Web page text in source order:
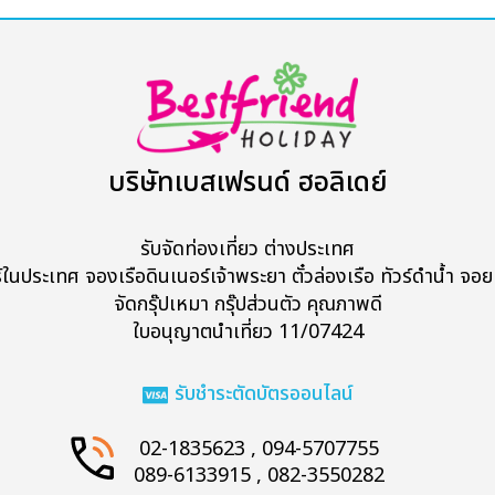
Search
บริษัทเบสเฟรนด์ ฮอลิเดย์
รับจัดท่องเที่ยว ต่างประเทศ
นประเทศ จองเรือดินเนอร์เจ้าพระยา ตั๋วล่องเรือ ทัวร์ดำน้ำ จอ
จัดกรุ๊ปเหมา กรุ๊ปส่วนตัว คุณภาพดี
ใบอนุญาตนำเที่ยว 11/07424
รับชำระตัดบัตรออนไลน์
02-1835623 , 094-5707755
089-6133915 , 082-3550282